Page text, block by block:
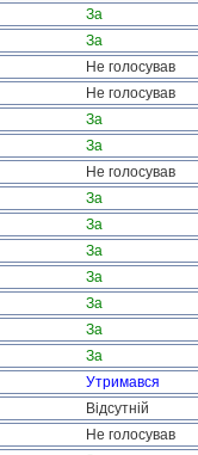
За
За
Не голосував
Не голосував
За
За
Не голосував
За
За
За
За
За
За
За
Утримався
Відсутній
Не голосував